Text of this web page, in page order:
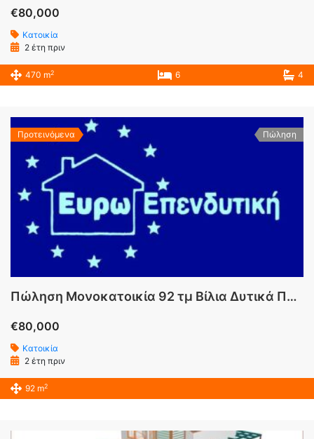
€80,000
Κατοικία
2 έτη πριν
470 m2 6 4
Προτεινόμενα Πώληση
Πώληση Μονοκατοικία 92 τμ Βίλια Δυτικά Προάστια Αττικής
€80,000
Κατοικία
2 έτη πριν
92 m2